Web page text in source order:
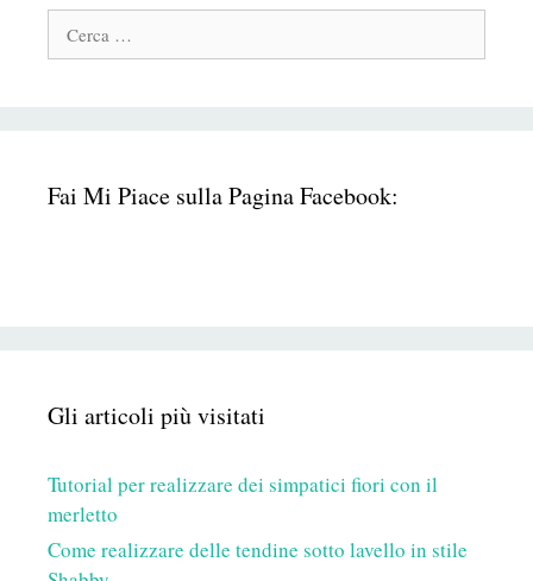
Cerca:
Fai Mi Piace sulla Pagina Facebook:
Gli articoli più visitati
Tutorial per realizzare dei simpatici fiori con il
merletto
Come realizzare delle tendine sotto lavello in stile